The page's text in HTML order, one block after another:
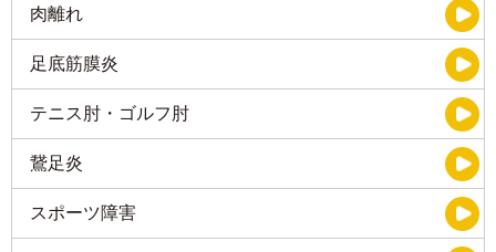
肉離れ
足底筋膜炎
テニス肘・ゴルフ肘
鵞足炎
スポーツ障害